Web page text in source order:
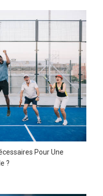
Pour Une
?